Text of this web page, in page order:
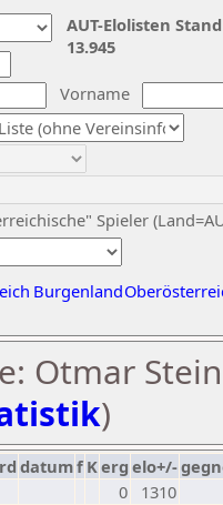
Vorname
Spieler
Burgenland
AUT-Elolisten
13.945
Otmar
)
rd datumf Kerg elo+/-
0
1310